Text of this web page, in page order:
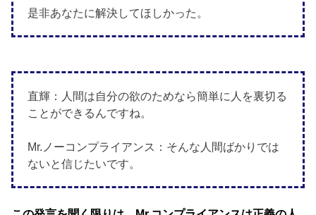
是非あなたに解決してほしかった。
直輝：人間は自分の欲のためなら簡単に人を裏切る
ことができるんですね。
Mr.ノーコンプライアンス：そんな人間ばかりでは
ないと信じたいです。